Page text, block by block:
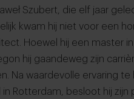
Szubert, die elf jaar
kwam hij niet voor een
Hoewel hij een master in
hij gaandeweg zijn
Na waardevolle ervaring te
Rotterdam, besloot hij zijn